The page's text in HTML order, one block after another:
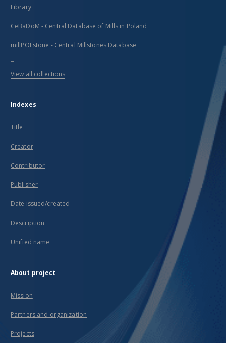
Library
CeBaDoM - Central Database of Mills in Poland
millPOLstone - Central Millstones Database
...
View all collections
Indexes
Title
Creator
Contributor
Publisher
Date issued/created
Description
Unified name
About project
Mission
Partners and organization
Projects